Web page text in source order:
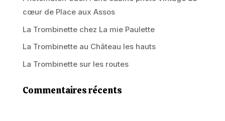
cœur de Place aux Assos
La Trombinette chez La mie Paulette
La Trombinette au Château les hauts
La Trombinette sur les routes
Commentaires récents